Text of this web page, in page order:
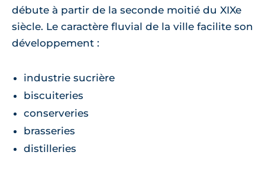
débute à partir de la seconde moitié du XIXe
siècle. Le caractère fluvial de la ville facilite son
développement :
industrie sucrière
biscuiteries
conserveries
brasseries
distilleries